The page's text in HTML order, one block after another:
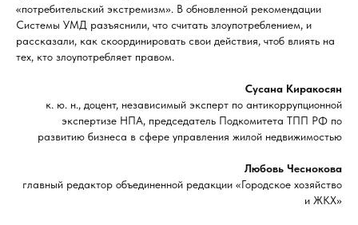
«потребительский экстремизм». В обновленной рекомендации
Системы УМД разъяснили, что считать злоупотреблением, и
рассказали, как скоординировать свои действия, чтоб влиять на
тех, кто злоупотребляет правом.
Сусана Киракосян
к. ю. н., доцент, независимый эксперт по антикоррупционной
экспертизе НПА, председатель Подкомитета ТПП РФ по
развитию бизнеса в сфере управления жилой недвижимостью
Любовь Чеснокова
главный редактор объединенной редакции «Городское хозяйство
и ЖКХ»